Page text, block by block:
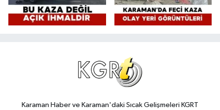
Karaman Haber ve Karaman'daki Sıcak Gelişmeleri KGRT